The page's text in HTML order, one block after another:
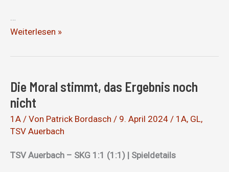
…
Ohne
Weiterlesen »
Die Moral stimmt, das Ergebnis noch
nicht
1A / Von Patrick Bordasch / 9. April 2024 / 1A, GL,
TSV Auerbach
TSV Auerbach – SKG 1:1 (1:1) | Spieldetails